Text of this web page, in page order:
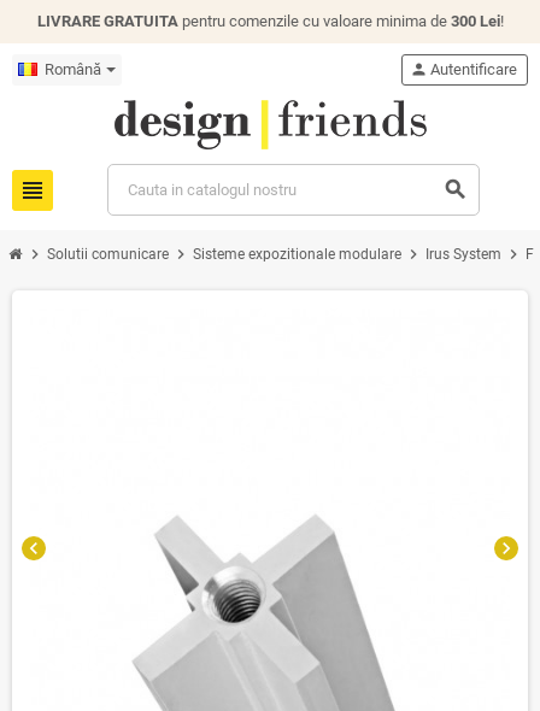
LIVRARE GRATUITApentru comenzile cu valoare minima de 300 Lei!
Română
view_headline search
person Autentificare
chevron_right Solutii comunicare chevron_right Sisteme expozitionale modulare chevron_right Irus System chevron_right
chevron_left chevron_right